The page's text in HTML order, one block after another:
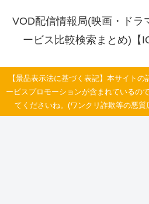
VOD配信情報局(映画・ドラ
ービス比較検索まとめ)【
【景品表示法に基づく表記】本サイト
ービスプロモーションが含まれているの
てくださいね。(ワンクリ詐欺等の悪